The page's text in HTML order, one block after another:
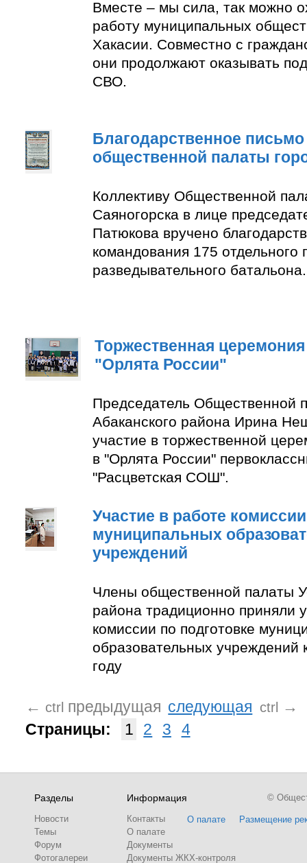
Вместе – мы сила, так можно
работу муниципальных
Хакасии. Совместно с
они продолжают оказывать
СВО.
Благодарственное письмо
общественной палаты
Коллективу Общественной
Саяногорска в лице
Патюкова вручено
командования 175 отдельного
разведывательного батальона.
Торжественная
"Орлята России"
Председатель Общественной
Абаканского района Ирина
участие в торжественной
в "Орлята России"
"Расцветская СОШ".
Участие в работе
муниципальных
учреждений
Члены общественной палаты
района традиционно приняли
комиссии по подготовке
образовательных учреждений
году
← ctrl предыдущая следующая ctrl
→
Страницы:
1 2 3 4
Разделы
Новости
Темы
Форум
Фотогалереи
Информация
Контакты
О палате
Документы
Документы ЖКХ-контроля
О палате Размещение
©